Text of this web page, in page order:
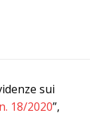
sui
18/2020”,